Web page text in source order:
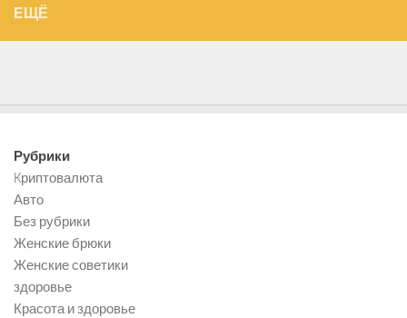
ЕЩЁ
Рубрики
Kриптовалюта
Авто
Без рубрики
Женские брюки
Женские советики
здоровье
Красота и здоровье